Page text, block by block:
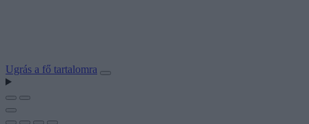
Ugrás a fő tartalomra